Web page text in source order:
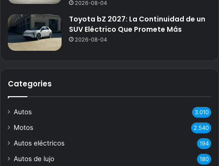
2026-08-04
Toyota bZ 2027: La Continuidad de un
SUV Eléctrico Que Promete Más
2026-08-04
Categories
Autos 3.010
Motos 2.540
Autos eléctricos 194
Autos de lujo 180